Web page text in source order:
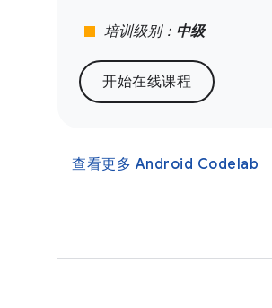
stop 培训级别： 中级
开始在线课程
查看更多 Android Codelab